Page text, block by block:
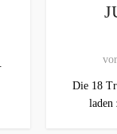
Die 18
laden